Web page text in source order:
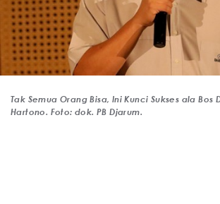
Tak Semua Orang Bisa, Ini Kunci Sukses ala Bos
Hartono. Foto: dok. PB Djarum.